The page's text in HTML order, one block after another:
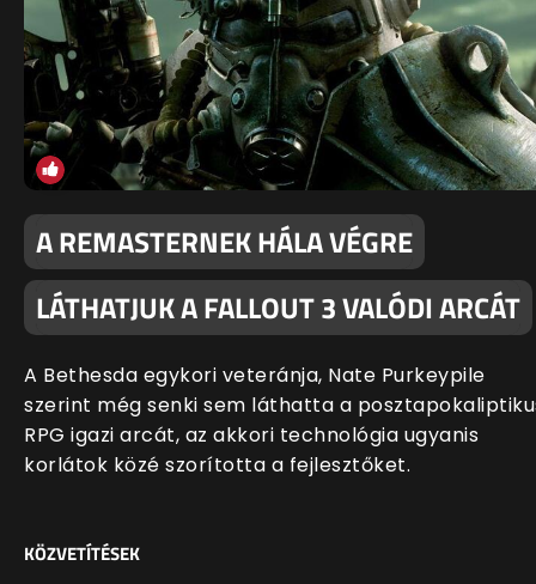
A REMASTERNEK HÁLA VÉGRE
LÁTHATJUK A FALLOUT 3 VALÓDI ARCÁT
A Bethesda egykori veteránja, Nate Purkeypile
szerint még senki sem láthatta a
RPG igazi arcát, az akkori technológia ugyanis
korlátok közé szorította a fejlesztőket.
KÖZVETÍTÉSEK